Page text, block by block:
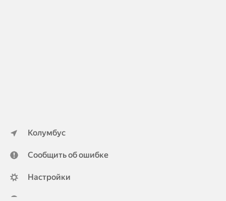
Колумбус
Сообщить об ошибке
Настройки